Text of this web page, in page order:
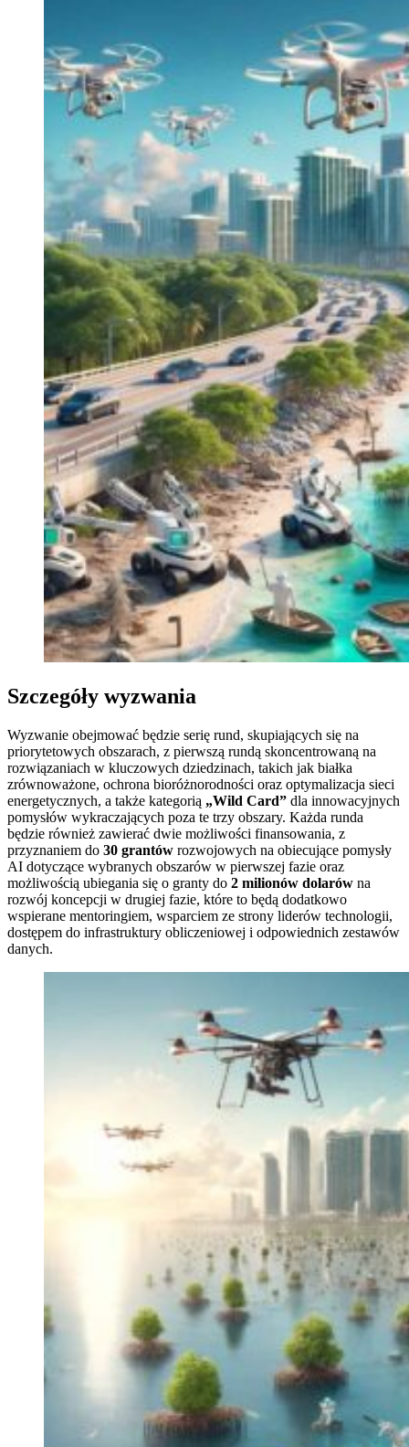
Szczegóły wyzwania
Wyzwanie obejmować będzie serię rund, skupiających się na
priorytetowych obszarach, z pierwszą rundą skoncentrowaną na
rozwiązaniach w kluczowych dziedzinach, takich jak białka
zrównoważone, ochrona bioróżnorodności oraz optymalizacja sieci
energetycznych, a także kategorią „Wild Card” dla innowacyjnych
pomysłów wykraczających poza te trzy obszary. Każda runda
będzie również zawierać dwie możliwości finansowania, z
przyznaniem do 30 grantów rozwojowych na obiecujące pomysły
AI dotyczące wybranych obszarów w pierwszej fazie oraz
możliwością ubiegania się o granty do 2 milionów dolarów na
rozwój koncepcji w drugiej fazie, które to będą dodatkowo
wspierane mentoringiem, wsparciem ze strony liderów technologii,
dostępem do infrastruktury obliczeniowej i odpowiednich zestawów
danych.